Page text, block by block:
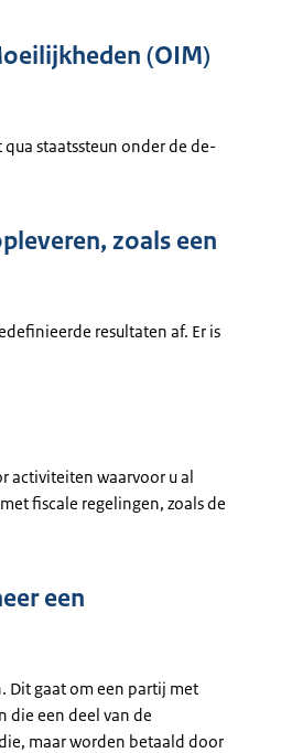
(OIM)
staatssteun onder de de-
zoals een
resultaten af. Er is
activiteiten waarvoor u al
fiscale regelingen, zoals de
een
Dit gaat om een partij met
die een deel van de
maar worden betaald door